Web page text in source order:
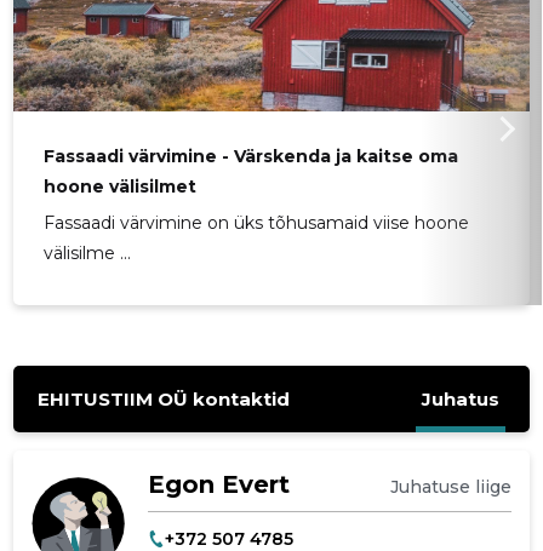
Fassaadi värvimine - Värskenda ja kaitse oma
hoone välisilmet
Fassaadi värvimine on üks tõhusamaid viise hoone
välisilme ...
EHITUSTIIM OÜ kontaktid Juhatus
Egon Evert Juhatuse liige
+372 507 4785